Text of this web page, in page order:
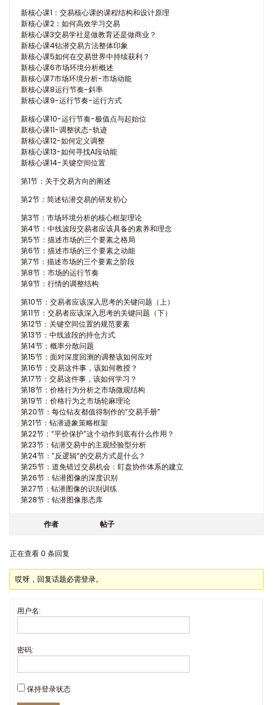
新核心课1：交易核心课的课程结构和设计原理
新核心课2：如何高效学习交易
新核心课3交易学社是做教育还是做商业？
新核心课4钻潜交易方法整体印象
新核心课5如何在交易世界中持续获利？
新核心课6市场环境分析概述
新核心课7市场环境分析-市场动能
新核心课8运行节奏-斜率
新核心课9-运行节奏-运行方式
新核心课10-运行节奏-极值点与起始位
新核心课11-调整状态-轨迹
新核心课12-如何定义调整
新核心课13-如何寻找A段动能
新核心课14-关键空间位置
第1节：关于交易方向的阐述
第2节：简述钻潜交易的研发初心
第3节：市场环境分析的核心框架理论
第4节：中线波段交易者应该具备的素养和理念
第5节：描述市场的三个要素之格局
第6节：描述市场的三个要素之动能
第7节：描述市场的三个要素之阶段
第8节：市场的运行节奏
第9节：行情的调整结构
第10节：交易者应该深入思考的关键问题（上）
第11节：交易者应该深入思考的关键问题（下）
第12节：关键空间位置的规范要素
第13节：中线波段的持仓方式
第14节：概率分散问题
第15节：面对深度回测的调整该如何应对
第16节：交易这件事，该如何教授？
第17节：交易这件事，该如何学习？
第18节：价格行为分析之市场微观结构
第19节：价格行为之市场轮麻理论
第20节：每位钻友都值得制作的”交易手册”
第21节：钻潜迹象策略框架
第22节：“平价保护”这个动作到底有什么作用？
第23节：钻潜交易中的主观经验型分析
第24节：”反逻辑“的交易方式是什么？
第25节：道免错过交易机会：盯盘协作体系的建立
第26节：钻潜图像的深度识别
第27节：钻潜图像的识别训练
第28节：钻潜图像形态库
作者 帖子
正在查看 0 条回复
哎呀，回复话题必需登录。
用户名:
密码:
保持登录状态